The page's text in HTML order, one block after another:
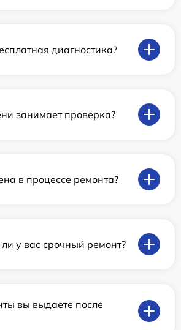
диагностика?
занимает проверка?
в процессе ремонта?
у вас срочный ремонт?
вы выдаете после